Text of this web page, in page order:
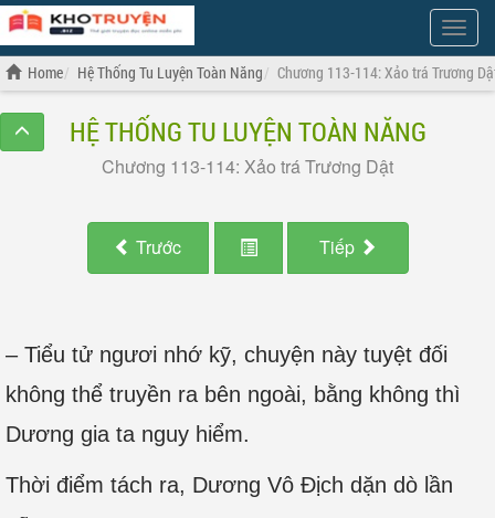
Show
Menu
Home Hệ Thống Tu Luyện Toàn Năng Chương 113-114: Xảo trá Trương
HỆ THỐNG TU LUYỆN TOÀN NĂNG
Chương 113-114: Xảo trá Trương Dật
Trước Tiếp
– Tiểu tử ngươi nhớ kỹ, chuyện này tuyệt đối
không thể truyền ra bên ngoài, bằng không thì
Dương gia ta nguy hiểm.
Thời điểm tách ra, Dương Vô Địch dặn dò lần